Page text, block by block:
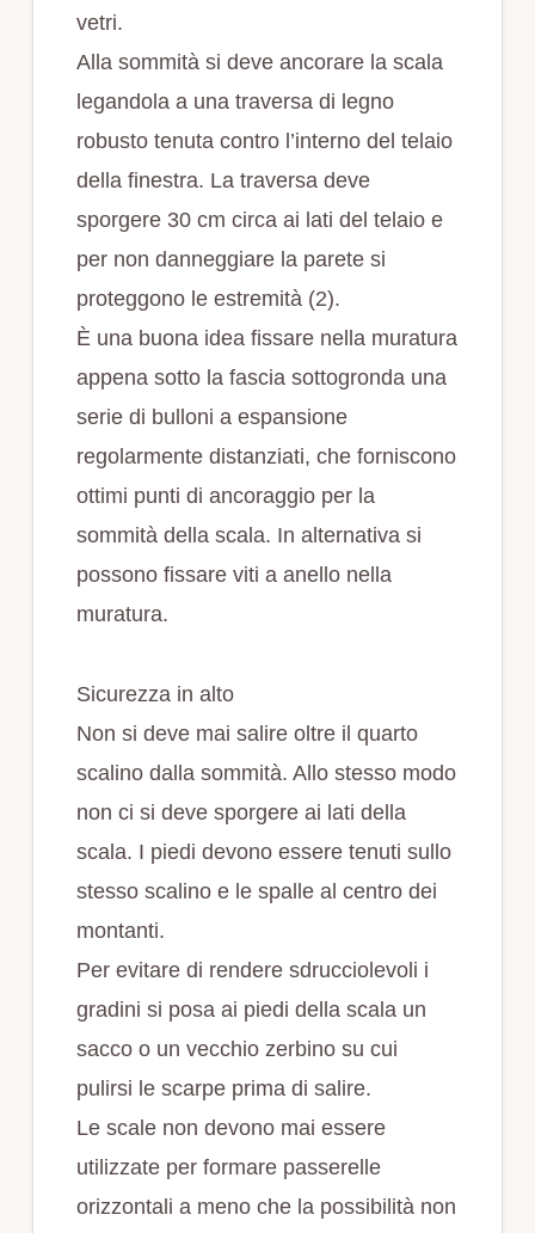
vetri.
Alla sommità si deve ancorare la scala
legandola a una traversa di legno
robusto tenuta contro l’interno del telaio
della finestra. La traversa deve
sporgere 30 cm circa ai lati del telaio e
per non danneggiare la parete si
proteggono le estremità (2).
È una buona idea fissare nella muratura
appena sotto la fascia sottogronda una
serie di bulloni a espansione
regolarmente distanziati, che forniscono
ottimi punti di ancoraggio per la
sommità della scala. In alternativa si
possono fissare viti a anello nella
muratura.
Sicurezza in alto
Non si deve mai salire oltre il quarto
scalino dalla sommità. Allo stesso modo
non ci si deve sporgere ai lati della
scala. I piedi devono essere tenuti sullo
stesso scalino e le spalle al centro dei
montanti.
Per evitare di rendere sdrucciolevoli i
gradini si posa ai piedi della scala un
sacco o un vecchio zerbino su cui
pulirsi le scarpe prima di salire.
Le scale non devono mai essere
utilizzate per formare passerelle
orizzontali a meno che la possibilità non